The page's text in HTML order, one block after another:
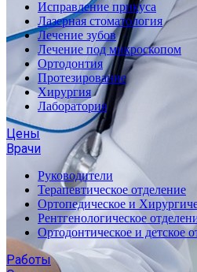
Исправление прикуса
Лазерная стоматология
Лечение зубов
Лечение под микроскопом
Ортодонтия
Протезирование
Хирургия
Лаборатория
Цены
Врачи
Руководители
Терапевтическое отделение
Ортопедическое и
Рентгенологическое
Ортодонтическое и детское
Работы